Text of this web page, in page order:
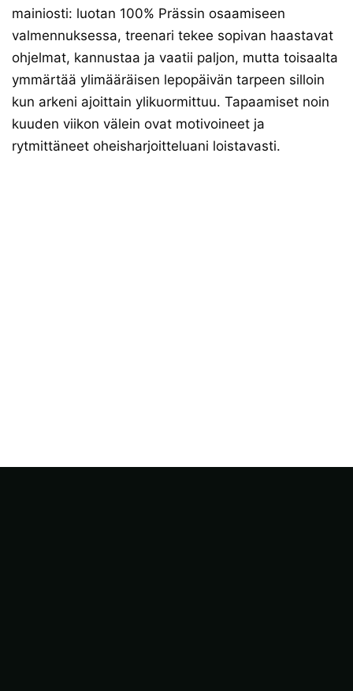
mainiosti: luotan 100% Prässin osaamiseen
valmennuksessa, treenari tekee sopivan haastavat
ohjelmat, kannustaa ja vaatii paljon, mutta toisaalta
ymmärtää ylimääräisen lepopäivän tarpeen silloin
kun arkeni ajoittain ylikuormittuu. Tapaamiset noin
kuuden viikon välein ovat motivoineet ja
rytmittäneet oheisharjoitteluani loistavasti.